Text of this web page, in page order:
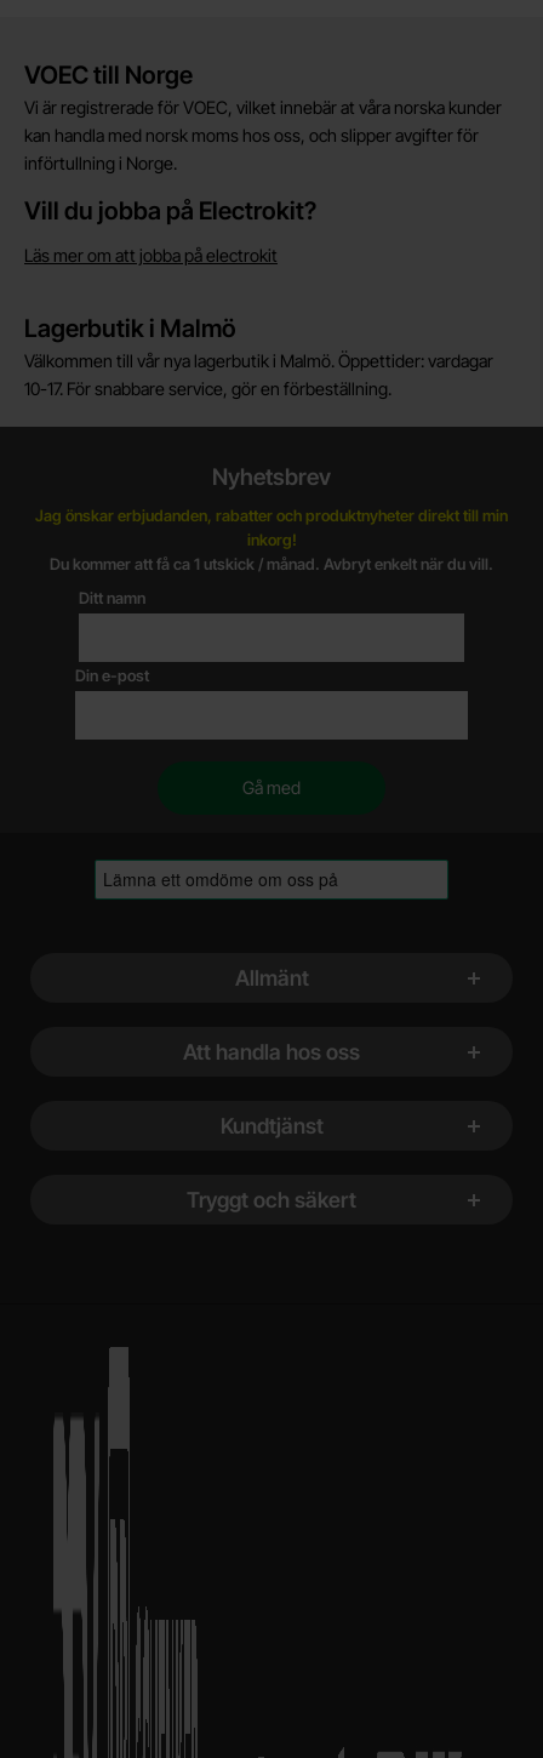
Kort allmän information
VOEC till Norge
Vi är registrerade för VOEC, vilket innebär at våra norska kunder
kan handla med norsk moms hos oss, och slipper avgifter för
införtullning i Norge.
Vill du jobba på Electrokit?
Läs mer om att jobba på electrokit
Lagerbutik i Malmö
Välkommen till vår nya lagerbutik i Malmö. Öppettider: vardagar
10-17. För snabbare service, gör en förbeställning.
Nyhetsbrev
Jag önskar erbjudanden, rabatter och produktnyheter direkt till min
inkorg!
Du kommer att få ca 1 utskick / månad. Avbryt enkelt när du vill.
Ditt namn
Din e-post
Allmänt
Att handla hos oss
Kundtjänst
Tryggt och säkert